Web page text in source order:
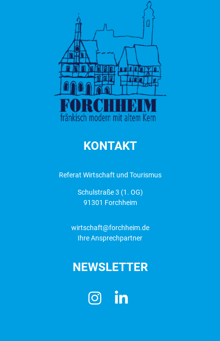
KONTAKT
Referat Wirtschaft und Tourismus
Schulstraße 3 (1. OG)
91301 Forchheim
wirtschaft@forchheim.de
Ihre Ansprechpartner
NEWSLETTER